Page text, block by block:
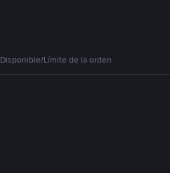
Disponible/Límite de la orden